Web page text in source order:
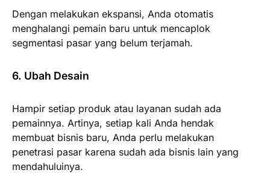
Dengan melakukan ekspansi, Anda otomatis
menghalangi pemain baru untuk mencaplok
segmentasi pasar yang belum terjamah.
6. Ubah Desain
Hampir setiap produk atau layanan sudah ada
pemainnya. Artinya, setiap kali Anda hendak
membuat bisnis baru, Anda perlu melakukan
penetrasi pasar karena sudah ada bisnis lain yang
mendahuluinya.